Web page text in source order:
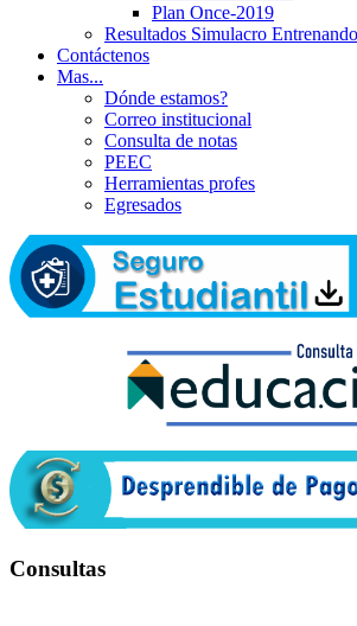
Plan Once-2019
Resultados Simulacro Entrenando
Contáctenos
Mas...
Dónde estamos?
Correo institucional
Consulta de notas
PEEC
Herramientas profes
Egresados
Consultas